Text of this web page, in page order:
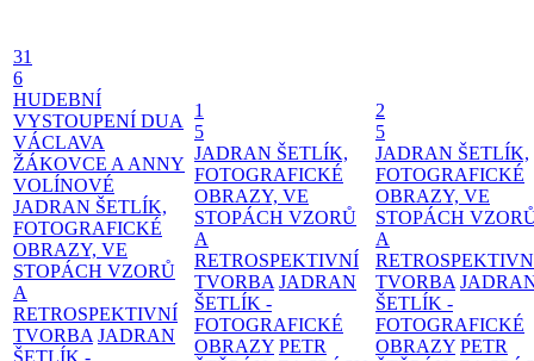
31
6
HUDEBNÍ
VYSTOUPENÍ DUA
VÁCLAVA
ŽÁKOVCE A ANNY
VOLÍNOVÉ
JADRAN ŠETLÍK,
FOTOGRAFICKÉ
OBRAZY, VE
STOPÁCH VZORŮ
A
RETROSPEKTIVNÍ
TVORBA JADRAN
1
5
JADRAN ŠETLÍK,
FOTOGRAFICKÉ
OBRAZY, VE
STOPÁCH VZORŮ
A
RETROSPEKTIVNÍ
TVORBA JADRAN
ŠETLÍK -
FOTOGRAFICKÉ
OBRAZY PETR
2
5
JADRAN ŠETLÍK,
FOTOGRAFICKÉ
OBRAZY, VE
STOPÁCH
A
TVORBA
ŠETLÍK -
FOTOGRAFICKÉ
OBRAZY PETR